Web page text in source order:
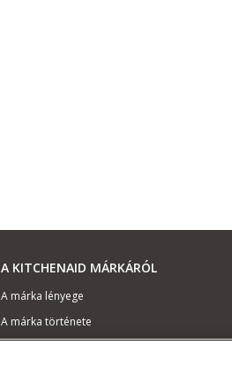
A KITCHENAID MÁRKÁRÓL
A márka lényege
A márka története